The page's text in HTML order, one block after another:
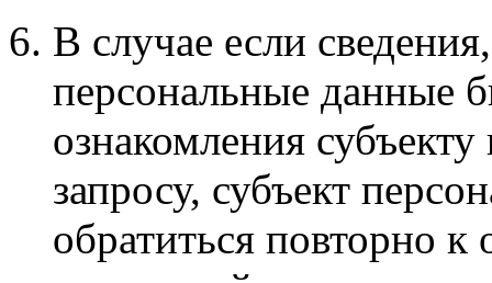
В случае если
персональные данные
ознакомления
запросу, субъект
обратиться повторно к